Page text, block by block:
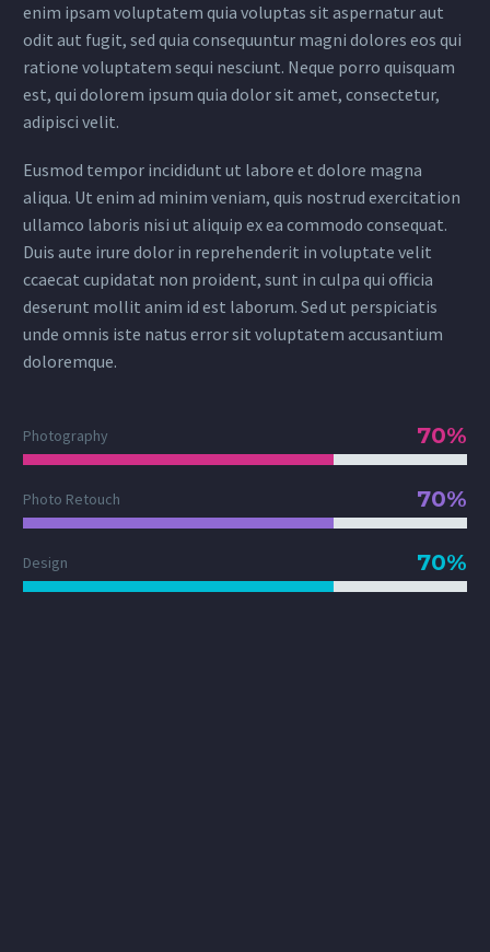
enim ipsam voluptatem quia voluptas sit aspernatur aut
odit aut fugit, sed quia consequuntur magni dolores eos qui
ratione voluptatem sequi nesciunt. Neque porro quisquam
est, qui dolorem ipsum quia dolor sit amet, consectetur,
adipisci velit.
Eusmod tempor incididunt ut labore et dolore magna
aliqua. Ut enim ad minim veniam, quis nostrud exercitation
ullamco laboris nisi ut aliquip ex ea commodo consequat.
Duis aute irure dolor in reprehenderit in voluptate velit
ccaecat cupidatat non proident, sunt in culpa qui officia
deserunt mollit anim id est laborum. Sed ut perspiciatis
unde omnis iste natus error sit voluptatem accusantium
doloremque.
Photography 70%
Photo Retouch 70%
Design 70%